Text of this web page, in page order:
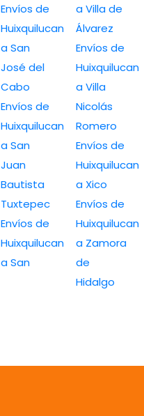
Envíos de
Huixquilucan
a San
José del
Cabo
Envíos de
Huixquilucan
a San
Juan
Bautista
Tuxtepec
Envíos de
Huixquilucan
a San
a Villa de
Álvarez
Envíos de
Huixquilucan
a Villa
Nicolás
Romero
Envíos de
Huixquilucan
a Xico
Envíos de
Huixquilucan
a Zamora
de
Hidalgo